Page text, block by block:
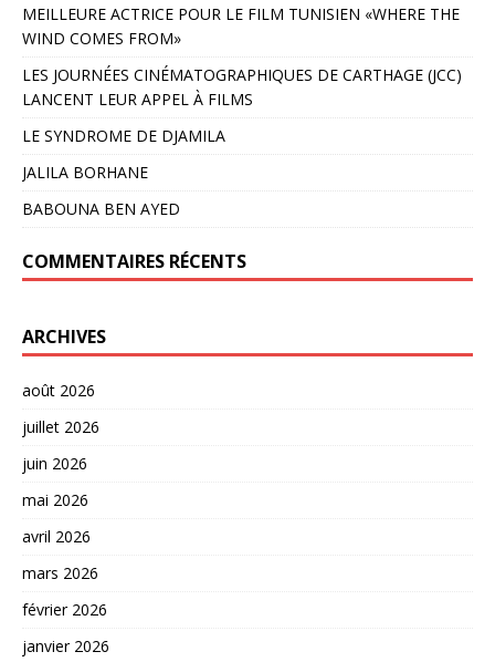
MEILLEURE ACTRICE POUR LE FILM TUNISIEN «WHERE THE
WIND COMES FROM»
LES JOURNÉES CINÉMATOGRAPHIQUES DE CARTHAGE (JCC)
LANCENT LEUR APPEL À FILMS
LE SYNDROME DE DJAMILA
JALILA BORHANE
BABOUNA BEN AYED
COMMENTAIRES RÉCENTS
ARCHIVES
août 2026
juillet 2026
juin 2026
mai 2026
avril 2026
mars 2026
février 2026
janvier 2026